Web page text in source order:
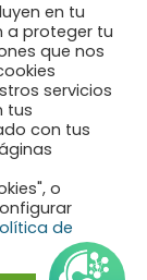
en tu
a proteger tu
que nos
servicios
tus
con tus
o
de